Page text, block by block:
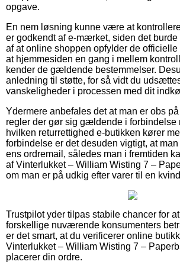
opgave.
En nem løsning kunne være at
er godkendt af e-mærket, siden det
af at online shoppen opfylder de officielle
at hjemmesiden en gang i mellem
kender de gældende bestemmelser.
anledning til støtte, for så vidt du
vanskeligheder i processen med dit
Ydermere anbefales det at man er obs
regler der gør sig gældende i forbindelse
hvilken returrettighed e-butikken kører
forbindelse er det desuden vigtigt, at
ens ordremail, således man i fremtiden
af Vinterlukket – William Wisting 7 –
om man er på udkig efter varer til en
Trustpilot yder tilpas stabile chancer for
forskellige nuværende konsumenters
er det smart, at du verificerer online
Vinterlukket – William Wisting 7 –
placerer din ordre.